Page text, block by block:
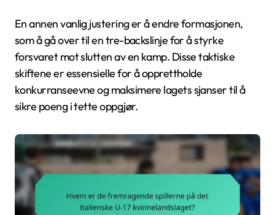
En annen vanlig justering er å endre formasjonen,
som å gå over til en tre-backslinje for å styrke
forsvaret mot slutten av en kamp. Disse taktiske
skiftene er essensielle for å opprettholde
konkurranseevne og maksimere lagets sjanser til å
sikre poeng i tette oppgjør.